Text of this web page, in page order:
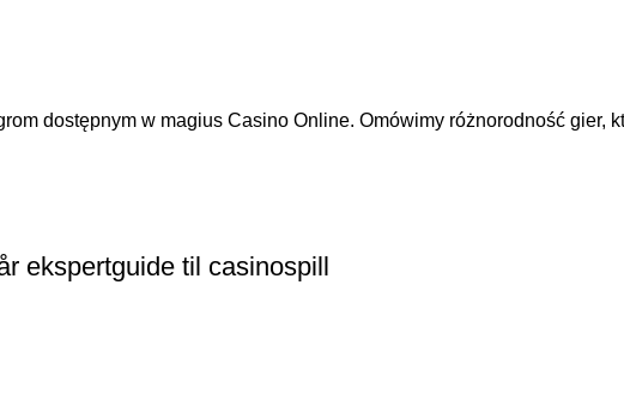
dostępnym w magius Casino Online. Omówimy różnorodność gier,
ekspertguide til casinospill